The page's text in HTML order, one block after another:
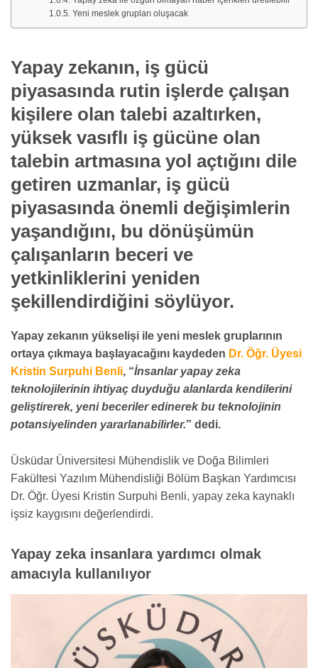
Yeni meslek grupları oluşacak
Yapay zekanın, iş gücü
piyasasında rutin işlerde çalışan
kişilere olan talebi azaltırken,
yüksek vasıflı iş gücüne olan
talebin artmasına yol açtığını dile
getiren uzmanlar, iş gücü
piyasasında önemli değişimlerin
yaşandığını, bu dönüşümün
çalışanların beceri ve
yetkinliklerini yeniden
şekillendirdiğini söylüyor.
Yapay zekanın yükselişi ile yeni meslek gruplarının
ortaya çıkmaya başlayacağını kaydeden Dr. Öğr. Üyesi
Kristin Surpuhi Benli, “İnsanlar yapay zeka
teknolojilerinin ihtiyaç duyduğu alanlarda kendilerini
geliştirerek, yeni beceriler edinerek bu teknolojinin
potansiyelinden yararlanabilirler.” dedi.
Üsküdar Üniversitesi Mühendislik ve Doğa Bilimleri
Fakültesi Yazılım Mühendisliği Bölüm Başkan Yardımcısı
Dr. Öğr. Üyesi Kristin Surpuhi Benli, yapay zeka kaynaklı
işsiz kaygısını değerlendirdi.
Yapay zeka insanlara yardımcı olmak
amacıyla kullanılıyor